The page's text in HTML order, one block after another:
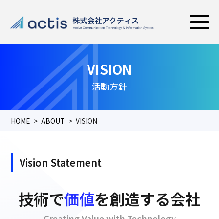
VISION
活動方針
HOME ABOUT VISION
Vision Statement
技術で価値を創造する会社